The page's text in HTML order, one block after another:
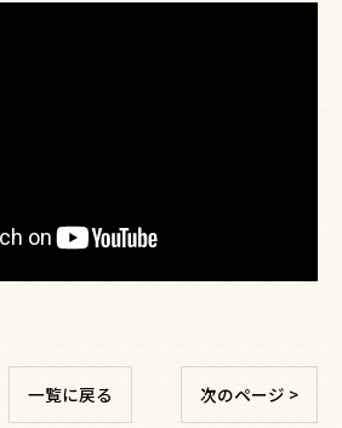
一覧に戻る 次のページ >